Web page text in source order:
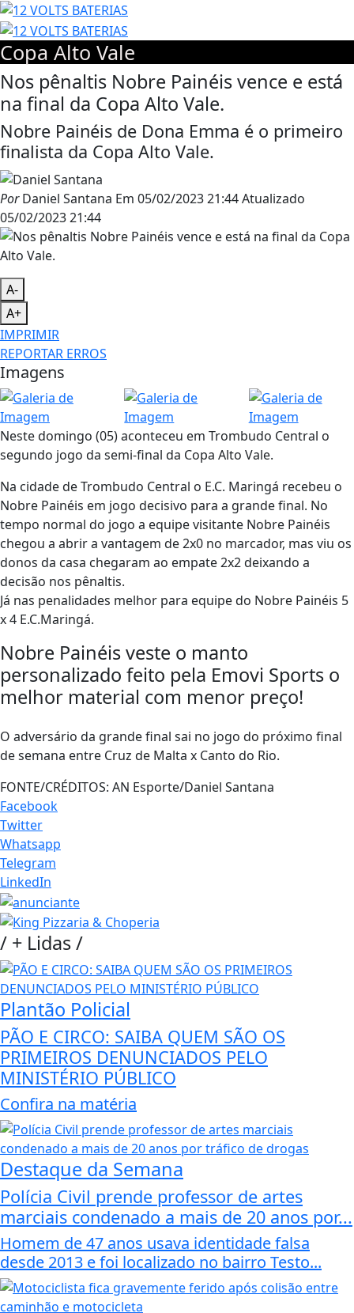
Copa Alto Vale
Nos pênaltis Nobre Painéis vence e está
na final da Copa Alto Vale.
Nobre Painéis de Dona Emma é o primeiro
finalista da Copa Alto Vale.
PorDaniel Santana Em 05/02/2023 21:44Atualizado
05/02/2023 21:44
A-
A+
IMPRIMIR
REPORTAR ERROS
Imagens
Neste domingo (05) aconteceu em Trombudo Central o
segundo jogo da semi-final da Copa Alto Vale.
Na cidade de Trombudo Central o E.C. Maringá recebeu o
Nobre Painéis em jogo decisivo para a grande final. No
tempo normal do jogo a equipe visitante Nobre Painéis
chegou a abrir a vantagem de 2x0 no marcador, mas viu os
donos da casa chegaram ao empate 2x2 deixando a
decisão nos pênaltis.
Já nas penalidades melhor para equipe do Nobre Painéis 5
x 4 E.C.Maringá.
Nobre Painéis veste o manto
personalizado feito pela Emovi Sports o
melhor material com menor preço!
O adversário da grande final sai no jogo do próximo final
de semana entre Cruz de Malta x Canto do Rio.
FONTE/CRÉDITOS: AN Esporte/Daniel Santana
Facebook
Twitter
Whatsapp
Telegram
LinkedIn
/ + Lidas/
Plantão Policial
PÃO E CIRCO: SAIBA QUEM SÃO OS
PRIMEIROS DENUNCIADOS PELO
MINISTÉRIO PÚBLICO
Confira na matéria
Destaque da Semana
Polícia Civil prende professor de artes
marciais condenado a mais de 20 anos por...
Homem de 47 anos usava identidade falsa
desde 2013 e foi localizado no bairro Testo...